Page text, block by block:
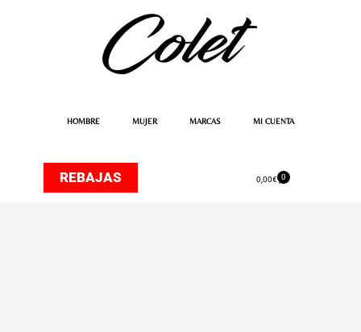
HOMBRE MUJER MARCAS MI CUENTA
REBAJAS 0,00€ 0
Carrito